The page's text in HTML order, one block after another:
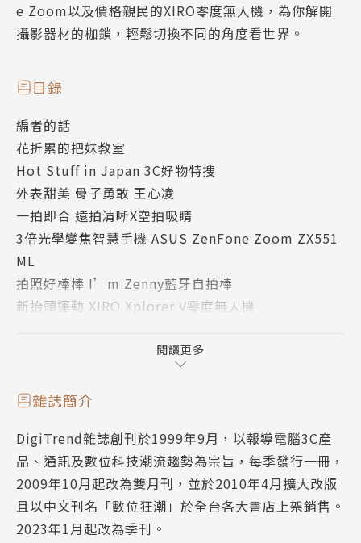
e Zoom以及價格親民的XIRO零度無人機，為你解開
攝影器材的枷鎖，輕鬆切換不同的角度看世界。
目錄
編者的話
花折累的把妹教室
Hot Stuff in Japan 3C好物特搜
外表甜美 骨子勇敢 王心凌
一拍即合 遠拍清晰X空拍吸睛
3倍光學變焦智慧手機 ASUS ZenFone Zoom ZX551
ML
拍照好棒棒 I’m Zenny藍牙自拍棒
新抬頭運動 XIRO Xplorer V零度無人機
華碩美學新勢力 The Empowerment of Aesthetics
滿足行動生活每一刻 peripower X-Bomber藍牙喇叭
原來臉書還能這樣用！？ 12個特色功能全都錄
KIDCHEN CLUB與ASUS電子看板的美味關係
Funny Apps, Add Fun 自助旅行不求人，旅遊必備Ap
p
Google Flights 8大實用功能報你知
閱讀更多
雜誌簡介
DigiTrend雜誌創刊於1999年9月，以報導電腦3C產
品、通訊及數位科技潮流趨勢為宗旨，每季發行一冊，
2009年10月起改為雙月刊，並於2010年4月擴大改版
且以中文刊名「數位狂潮」於全台各大書店上架銷售。
2023年1月起改為季刊。